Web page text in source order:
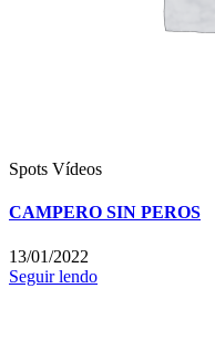
Spots Vídeos
CAMPERO SIN PEROS
13/01/2022
Seguir lendo